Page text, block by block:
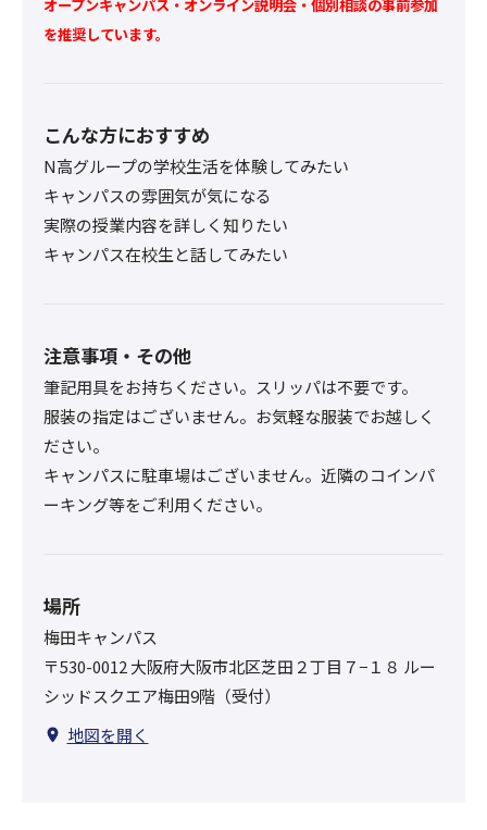
オープンキャンパス・オンライン説明会・個別相談の事前参加
を推奨しています。
こんな方におすすめ
N高グループの学校生活を体験してみたい
キャンパスの雰囲気が気になる
実際の授業内容を詳しく知りたい
キャンパス在校生と話してみたい
注意事項・その他
筆記用具をお持ちください。スリッパは不要です。
服装の指定はございません。お気軽な服装でお越しく
ださい。
キャンパスに駐車場はございません。近隣のコインパ
ーキング等をご利用ください。
場所
梅田キャンパス
〒530-0012 大阪府大阪市北区芝田２丁目７−１８ ルー
シッドスクエア梅田9階（受付）
地図を開く